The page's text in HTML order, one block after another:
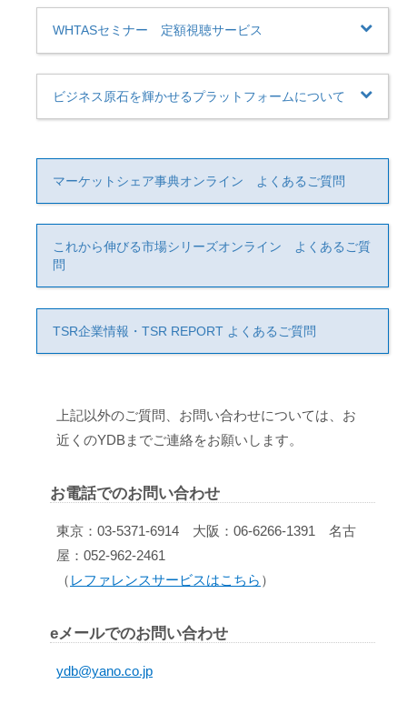
WHTASセミナー 定額視聴サービス
ビジネス原石を輝かせるプラットフォームについて
マーケットシェア事典オンライン よくあるご質問
これから伸びる市場シリーズオンライン よくあるご質
問
TSR企業情報・TSR REPORT よくあるご質問
上記以外のご質問、お問い合わせについては、お
近くのYDBまでご連絡をお願いします。
お電話でのお問い合わせ
東京：03-5371-6914 大阪：06-6266-1391 名古
屋：052-962-2461
（ レファレンスサービスはこちら ）
eメールでのお問い合わせ
ydb@yano.co.jp